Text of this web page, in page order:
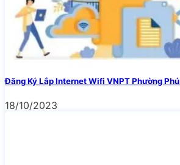
Đăng Ký Lắp Internet Wifi VNPT Phường
18/10/2023